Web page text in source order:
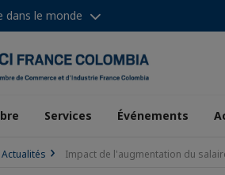
dans le monde
Services Événements
Actualités Impact de l'augmentation du